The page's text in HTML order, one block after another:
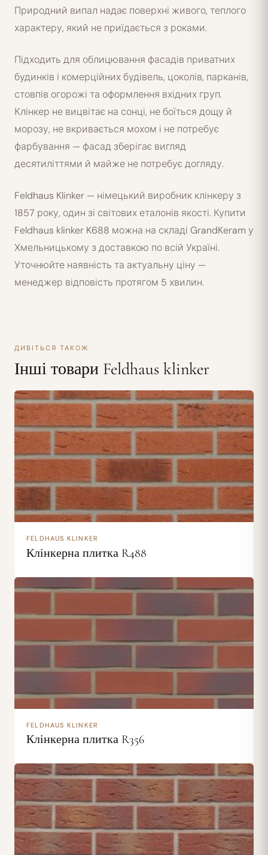
Природний випал надає поверхні живого, теплого
характеру, який не приїдається з роками.
Підходить для облицювання фасадів приватних
будинків і комерційних будівель, цоколів, парканів,
стовпів огорожі та оформлення вхідних груп.
Клінкер не вицвітає на сонці, не боїться дощу й
морозу, не вкривається мохом і не потребує
фарбування — фасад зберігає вигляд
десятиліттями й майже не потребує догляду.
Feldhaus Klinker — німецький виробник клінкеру з
1857 року, один зі світових еталонів якості. Купити
Feldhaus klinker K688 можна на складі GrandKeram у
Хмельницькому з доставкою по всій Україні.
Уточнюйте наявність та актуальну ціну —
менеджер відповість протягом 5 хвилин.
ДИВІТЬСЯ ТАКОЖ
Інші товари Feldhaus klinker
FELDHAUS KLINKER
Клінкерна плитка R488
FELDHAUS KLINKER
Клінкерна плитка R356